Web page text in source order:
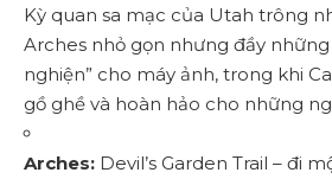
Kỳ quan sa mạc của Utah trông
Arches nhỏ gọn nhưng đầy
nghiện” cho máy ảnh, trong khi
gồ ghề và hoàn hảo cho những
Arches: Devil’s Garden Trail – đi